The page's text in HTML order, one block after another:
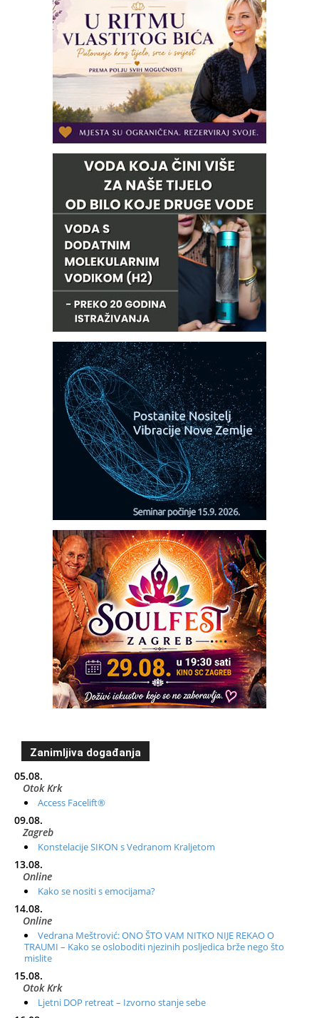
Zanimljiva događanja
05.08.
Otok Krk
Access Facelift®
09.08.
Zagreb
Konstelacije SIKON s Vedranom Kraljetom
13.08.
Online
Kako se nositi s emocijama?
14.08.
Online
Vedrana Meštrović: ONO ŠTO VAM NITKO NIJE REKAO O
TRAUMI – Kako se osloboditi njezinih posljedica brže nego što
mislite
15.08.
Otok Krk
Ljetni DOP retreat – Izvorno stanje sebe